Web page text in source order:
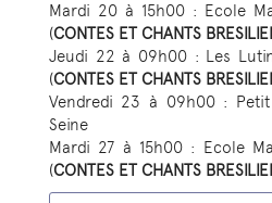
Mardi 20 à 15h00 : Ecole
(CONTES ET CHANTS
Jeudi 22 à 09h00 : Les
(CONTES ET CHANTS
Vendredi 23 à 09h00 :
Seine
Mardi 27 à 15h00 : Ecole
(CONTES ET CHANTS